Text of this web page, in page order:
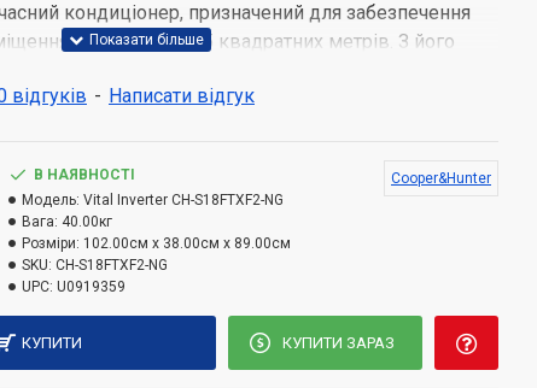
кондиціонер, призначений для забезпечення
площею до 55 квадратних метрів. З його
та обігрів приміщення, забезпечуючи
відгуків - Написати відгук
В НАЯВНОСТІ
Модель: Vital Inverter CH-S18FTXF2-NG
Вага: 40.00кг
Розміри: 102.00см x 38.00см x 89.00см
SKU: CH-S18FTXF2-NG
UPC: U0919359
Cooper&Hunter
КУПИТИ КУПИТИ ЗАРАЗ